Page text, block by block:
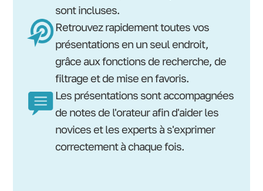
sont incluses.
Retrouvez rapidement toutes vos
présentations en un seul endroit,
grâce aux fonctions de recherche, de
filtrage et de mise en favoris.
Les présentations sont accompagnées
de notes de l'orateur afin d'aider les
novices et les experts à s'exprimer
correctement à chaque fois.